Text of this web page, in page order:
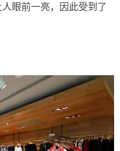
眼前一亮，因此受到了